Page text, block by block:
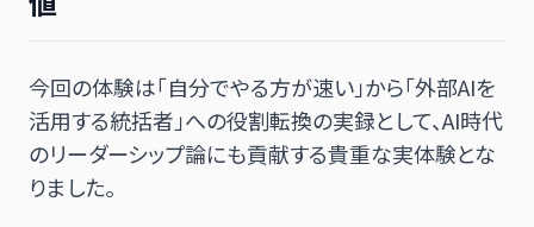
今回の体験は「自分でやる方が速い」から「外部AIを
活用する統括者」への役割転換の実録として、AI時代
のリーダーシップ論にも貢献する貴重な実体験とな
りました。